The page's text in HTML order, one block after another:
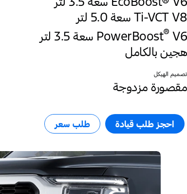
Ti-VCT V8 سعة 5.0 لتر
PowerBoost® ‎V6 سعة 3.5 لتر
هجين بالكامل
تصميم الهيكل
مقصورة مزدوجة
احجز طلب قيادة طلب سعر